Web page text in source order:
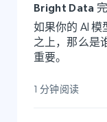
Bright Data
如果你的 AI
之上，那么是
重要。
1 分钟阅读